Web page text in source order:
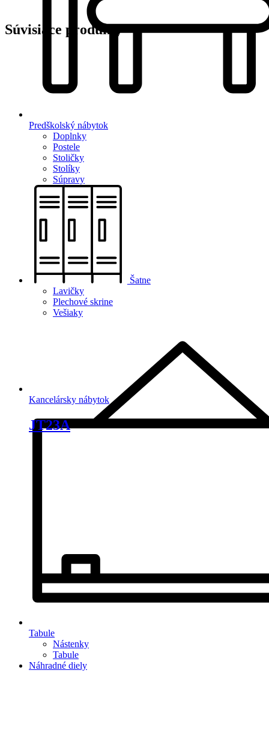
Predškolský nábytok
Doplnky
Postele
Stoličky
Stolíky
Súpravy
Šatne
Lavičky
Plechové skrine
Vešiaky
Tabule
Nástenky
Tabule
Náhradné diely
Súvisiace produkty
Kancelársky nábytok
JT23A